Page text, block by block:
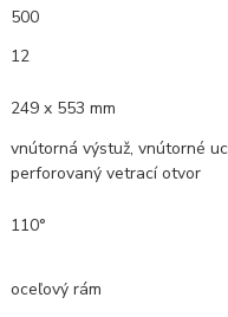
500
12
249 x 553 mm
vnútorná výstuž, vnútorné
perforovaný vetrací otvor
110°
oceľový rám